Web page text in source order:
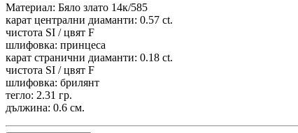
Материал: Бяло злато 14к/585
карат централни диаманти: 0.57 ct.
чистота SI / цвят F
шлифовка: принцеса
карат странични диаманти: 0.18 ct.
чистота SI / цвят F
шлифовка: брилянт
тегло: 2.31 гр.
дължина: 0.6 см.